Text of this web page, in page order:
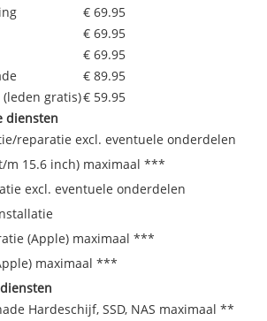
€ 69.95
€ 69.95
€ 69.95
€ 89.95
gratis)€ 59.95
diensten
reparatie excl. eventuele onderdelen
m 15.6 inch) maximaal ***
excl. eventuele onderdelen
(Apple) maximaal ***
maximaal ***
Hardeschijf, SSD, NAS maximaal **